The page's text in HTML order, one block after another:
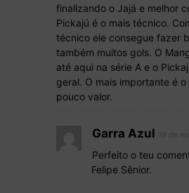
finalizando o Jajá e melhor
Pickajú é o mais técnico.
técnico ele consegue fazer
também muitos gols. O
até aqui na série A e o
geral. O mais importante é
pouco valor.
Garra Azul
Perfeito o teu
Felipe Sênior.